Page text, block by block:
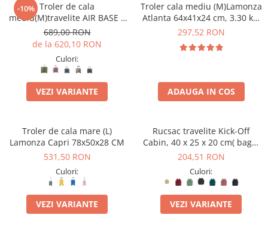
-10% Troler de cala
mediu(M)travelite AIR BASE 4
roti DUBLE 67 CM
689,00 RON
de la 620,10 RON
Culori:
VEZI VARIANTE
Troler cala mediu (M)Lamonza
Atlanta 64x41x24 cm, 3.30 kg,
extensibil 30%, albastru
297,52 RON
ADAUGA IN COS
Troler de cala mare (L)
Lamonza Capri 78x50x28 CM
531,50 RON
Culori:
VEZI VARIANTE
Rucsac travelite Kick-Off
Cabin, 40 x 25 x 20 cm( bagaj
permis gratuit la companii
204,51 RON
Culori:
VEZI VARIANTE